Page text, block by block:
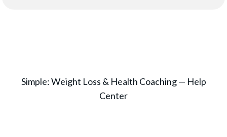
Simple: Weight Loss & Health Coaching — Help
Center